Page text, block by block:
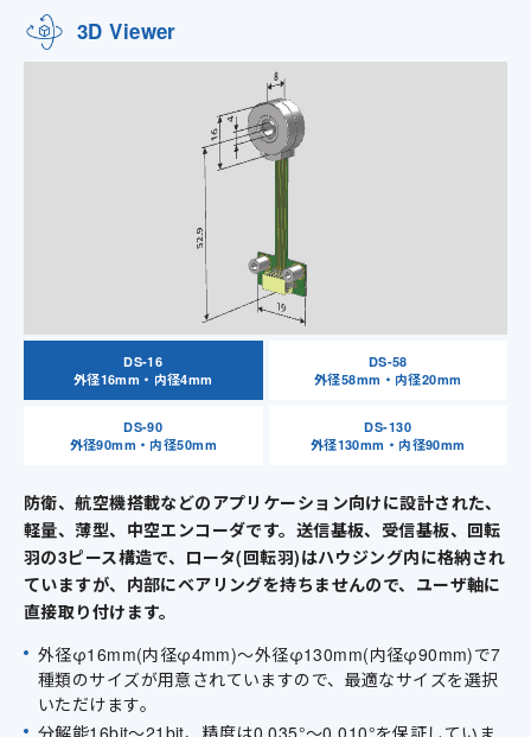
3D Viewer
DS-16
外径16mm・内径4mm
DS-58
外径58mm・内径20mm
DS-90
外径90mm・内径50mm
DS-130
外径130mm・内径90mm
防衛、航空機搭載などのアプリケーション向けに設計された、
軽量、薄型、中空エンコーダです。送信基板、受信基板、回転
羽の3ピース構造で、ロータ(回転羽)はハウジング内に格納され
ていますが、内部にベアリングを持ちませんので、ユーザ軸に
直接取り付けます。
外径φ16mm(内径φ4mm)～外径φ130mm(内径φ90mm)で7
種類のサイズが用意されていますので、最適なサイズを選択
いただけます。